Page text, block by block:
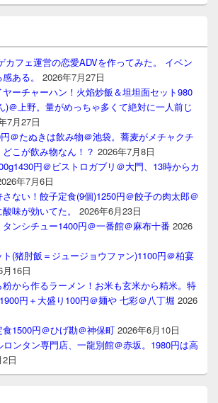
カフェ運営の恋愛ADVを作ってみた。 イベン
ある。
2026年7月27日
ーチャーハン！火焰炒飯＆坦坦面セット980
)＠上野。量がめっちゃ多くて絶対に一人前じ
7月27日
＠たぬきは飲み物＠池袋。蕎麦がメチャクチ
こが飲み物なん！？ 2026年7月8日
円＠ビストロガブリ＠大門、13時からカ
年7月6日
ない！餃子定食(9個)1250円＠餃子の肉太郎＠
味が効いてた。
2026年6月23日
ンシチュー1400円＠一番館＠麻布十番 2026
(猪肘飯＝ジュージョウファン)1100円＠柏宴
16日
から作るラーメン！お米も玄米から精米。特
円＋大盛り100円＠麺や 七彩＠八丁堀 2026
1500円＠ひげ勘＠神保町 2026年6月10日
ンタン専門店、一龍別館＠赤坂。1980円は高
日